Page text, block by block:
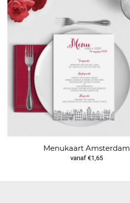
Menukaart Amsterdam
vanaf €1,65